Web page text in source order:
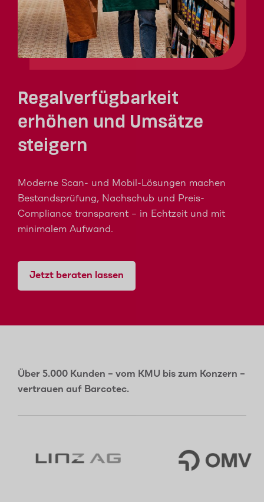
Regalverfügbarkeit
erhöhen und Umsätze
steigern
Moderne Scan- und Mobil-Lösungen machen
Bestandsprüfung, Nachschub und Preis-
Compliance transparent – in Echtzeit und mit
minimalem Aufwand.
Jetzt beraten lassen
Über 5.000 Kunden – vom KMU bis zum Konzern –
vertrauen auf Barcotec.